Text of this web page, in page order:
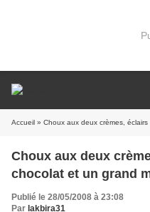
Accueil » Choux aux deux crèmes,
Choux aux deux
chocolat et un grand
Publié le 28/05/2008 à 23:08
Par lakbira31